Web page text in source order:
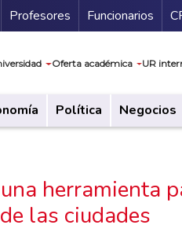
Profesores Funcionarios
Oferta académica UR
Política Negocios
herramienta
las ciudades